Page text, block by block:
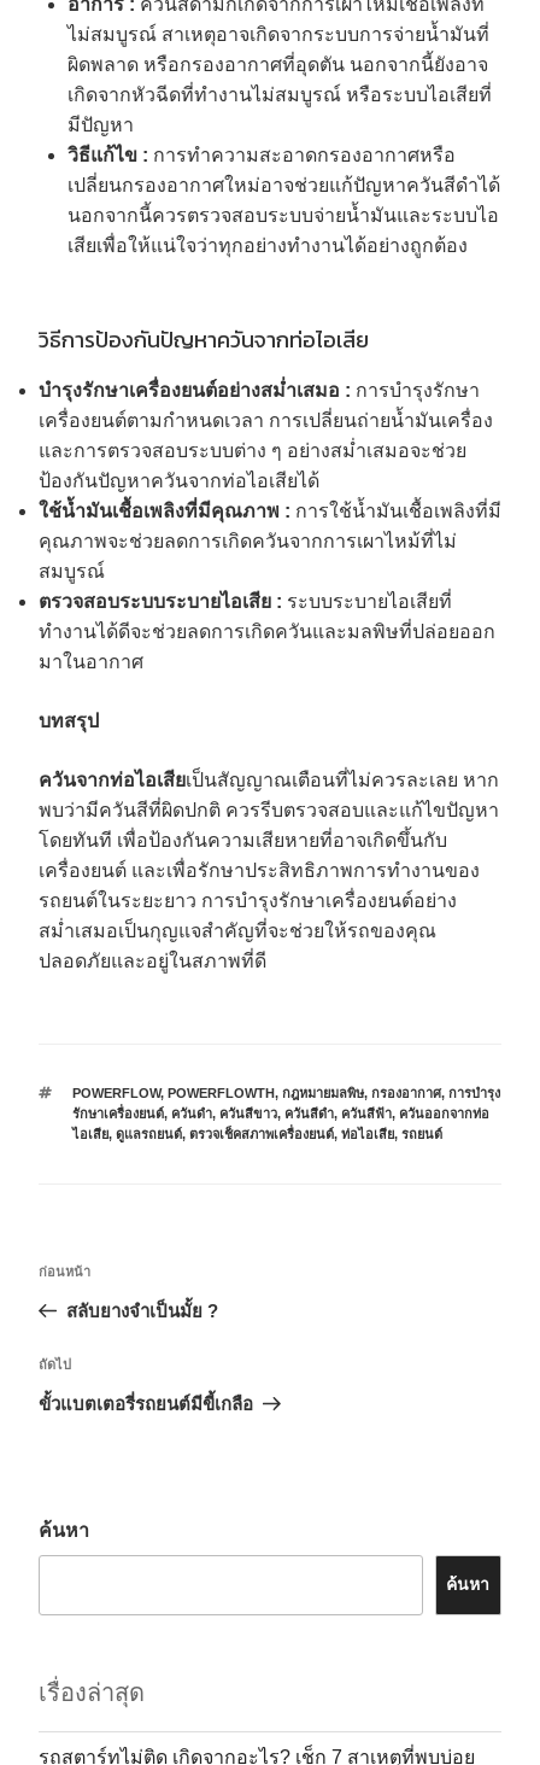
อาการ : ควันสีดำมักเกิดจากการเผาไหม้เชื้อเพลิงที่
ไม่สมบูรณ์ สาเหตุอาจเกิดจากระบบการจ่ายน้ำมันที่
ผิดพลาด หรือกรองอากาศที่อุดตัน นอกจากนี้ยังอาจ
เกิดจากหัวฉีดที่ทำงานไม่สมบูรณ์ หรือระบบไอเสียที่
มีปัญหา
วิธีแก้ไข : การทำความสะอาดกรองอากาศหรือ
เปลี่ยนกรองอากาศใหม่อาจช่วยแก้ปัญหาควันสีดำได้
นอกจากนี้ควรตรวจสอบระบบจ่ายน้ำมันและระบบไอ
เสียเพื่อให้แน่ใจว่าทุกอย่างทำงานได้อย่างถูกต้อง
วิธีการป้องกันปัญหาควันจากท่อไอเสีย
บำรุงรักษาเครื่องยนต์อย่างสม่ำเสมอ : การบำรุงรักษา
เครื่องยนต์ตามกำหนดเวลา การเปลี่ยนถ่ายน้ำมันเครื่อง
และการตรวจสอบระบบต่าง ๆ อย่างสม่ำเสมอจะช่วย
ป้องกันปัญหาควันจากท่อไอเสียได้
ใช้น้ำมันเชื้อเพลิงที่มีคุณภาพ : การใช้น้ำมันเชื้อเพลิงที่มี
คุณภาพจะช่วยลดการเกิดควันจากการเผาไหม้ที่ไม่
สมบูรณ์
ตรวจสอบระบบระบายไอเสีย : ระบบระบายไอเสียที่
ทำงานได้ดีจะช่วยลดการเกิดควันและมลพิษที่ปล่อยออก
มาในอากาศ
บทสรุป
ควันจากท่อไอเสียเป็นสัญญาณเตือนที่ไม่ควรละเลย หาก
พบว่ามีควันสีที่ผิดปกติ ควรรีบตรวจสอบและแก้ไขปัญหา
โดยทันที เพื่อป้องกันความเสียหายที่อาจเกิดขึ้นกับ
เครื่องยนต์ และเพื่อรักษาประสิทธิภาพการทำงานของ
รถยนต์ในระยะยาว การบำรุงรักษาเครื่องยนต์อย่าง
สม่ำเสมอเป็นกุญแจสำคัญที่จะช่วยให้รถของคุณ
ปลอดภัยและอยู่ในสภาพที่ดี
POWERFLOW, POWERFLOWTH, กฎหมายมลพิษ, กรองอากาศ, การบำรุง
รักษาเครื่องยนต์, ควันดำ, ควันสีขาว, ควันสีดำ, ควันสีฟ้า, ควันออกจากท่อ
ไอเสีย, ดูแลรถยนต์, ตรวจเช็คสภาพเครื่องยนต์, ท่อไอเสีย, รถยนต์
ก่อนหน้า
สลับยางจำเป็นมั้ย ?
ถัดไป
ขั้วแบตเตอรี่รถยนต์มีขี้เกลือ
ค้นหา
ค้นหา
เรื่องล่าสุด
รถสตาร์ทไม่ติด เกิดจากอะไร? เช็ก 7 สาเหตุที่พบบ่อย